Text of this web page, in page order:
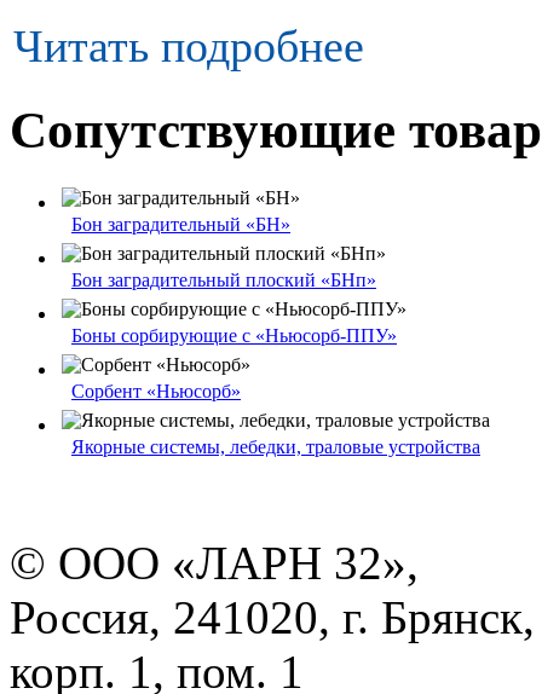
Читать подробнее
Сопутствующие
Бон заградительный «БН»
Бон заградительный плоский «БНп»
Боны сорбирующие с «Ньюсорб-ППУ»
Сорбент «Ньюсорб»
Якорные системы, лебедки, траловые устройства
© ООО «ЛАРН 32»,
Россия, 241020, г.
корп. 1, пом. 1